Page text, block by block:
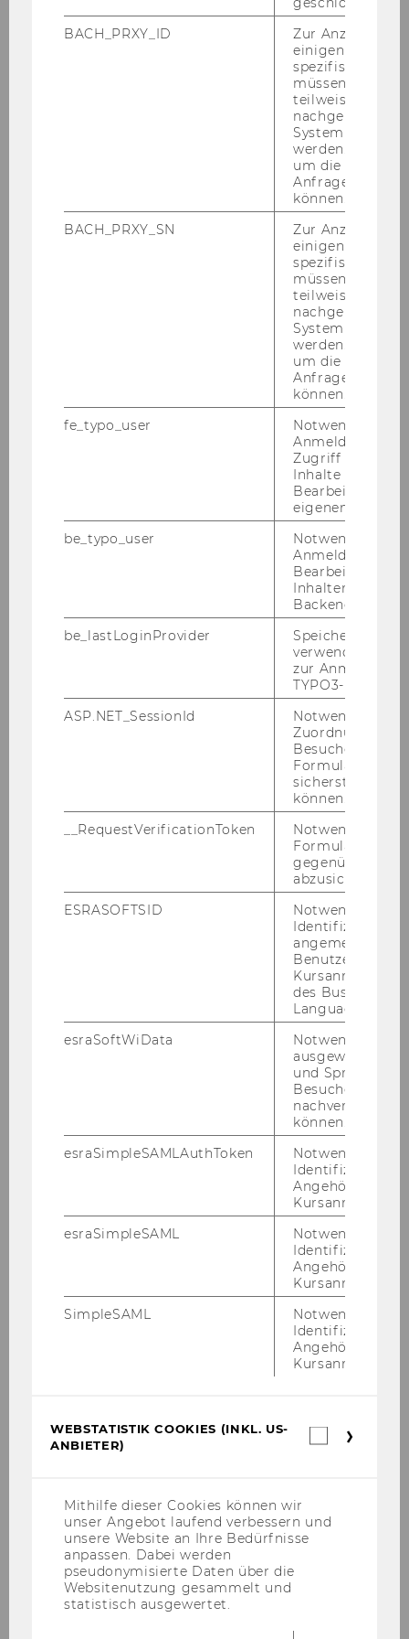
an der University of Virginia and
Frank Stanton Professor
(Emeritus) of the First
Amendment an der Kennedy
School of Government, Harvard
Ehrendokt
HECKMAN James J. (geb.1944),
Wirtschaftswissenschaften 2000,
University of Chicago, Gründer
des Center for the Economics of
Ehrendokt
KORINEK Karl (1940-2017), Dr.
Verfassungsgerichtshofes i. R.
Jahr 2004
ROTHSCHILD Kurt W (1914-2010).,
Dr. Dr.h.c.mult., em. Univ.Prof.
der Universität Linz
Ehrendokt
LOITLSBERGER Erich (1921-2003)
Ehrendokt
or*in
MERTENS Peter (geb. 1937), emer.
Univ.Prof. Dr. Dr. h. c. mult.,
Friedrich Alexander-Universität
Jahr 1999
STIGLITZ Joseph (geb. 1943),
Wirtschaftswissenschaften 2001,
Columbia University in the City
of New York, Former Senior Vice
President & Chief Economist,
World Bank, Washington, DC,
VOGEL Klaus (1930-2007), Prof.
LUTTER Marcus (1930-2021), em.
Univ.Prof. Dr. iur. Dr. h. c.,
Sprecher des Zentrums für
Europäisches Wirtschaftsrecht,
Ehrendokt
PFANZAGL Johann (1928-2019),
Jahr 1992
Ehrendokt
or*in
DUBS Rolf (geb. 1935), o.
Univ.Prof., Dr. oec. Dr. h. c.,
Altrektor der HochschuIe St.
BACH_PRXY_ID
Zur Anzeige von
einigen WU-
spezifischen
müssen
teilweise von
nachgelagerten
System
werden.
um die Antwort
Anfrage
können.
BACH_PRXY_SN
Zur Anzeige von
einigen WU-
spezifischen
müssen
teilweise von
nachgelagerten
System
werden.
um die Antwort
Anfrage
können.
fe_typo_user
Notwendig für
Anmeldung und
Zugriff auf
Inhalte oder zur
Bearbeitung des
eigenen Profils.
be_typo_user
Notwendig für
Anmeldung und
Bearbeitung von
Inhalten im
Backend.
be_lastLoginProvider
Speichert die
verwendete
zur Anmeldung
TYPO3-Backend.
ASP.NET_SessionId
Notwendig, um
Zuordnung von
Besucher zu
sicherstellen zu
können.
__RequestVerificationToken
Notwendig, um
gegenüber
abzusichern.
ESRASOFTSID
Notwendig zur
Identifizierung
angemeldeten
Benutzers im
des Business
Language
esraSoftWiData
Notwendig um
ausgewählte
und
Besuchers
nachverfolgen
können.
esraSimpleSAMLAuthToken
Notwendig zur
Identifizierung
Angehörige/r für
Kursanmeldung.
esraSimpleSAML
Notwendig zur
Identifizierung
Angehörige/r für
Kursanmeldung.
SimpleSAML
Notwendig zur
Identifizierung
Angehörige/r für
Kursanmeldung.
WEBSTATISTIK COOKIES (INKL. US-
ANBIETER)
Mithilfe dieser Cookies können wir
unser Angebot laufend verbessern und
unsere Website an Ihre Bedürfnisse
anpassen. Dabei werden
pseudonymisierte Daten über die
Websitenutzung gesammelt und
statistisch ausgewertet.